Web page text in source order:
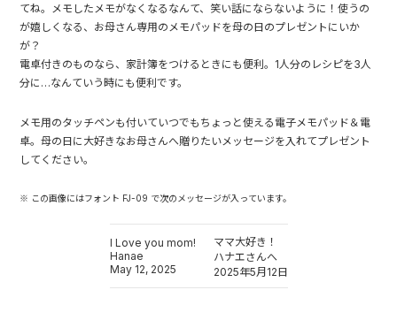
てね。メモしたメモがなくなるなんて、笑い話にならないように！使うの
が嬉しくなる、お母さん専用のメモパッドを母の日のプレゼントにいか
が？
電卓付きのものなら、家計簿をつけるときにも便利。1人分のレシピを3人
分に…なんていう時にも便利です。
メモ用のタッチペンも付いていつでもちょっと使える電子メモパッド＆電
卓。母の日に大好きなお母さんへ贈りたいメッセージを入れてプレゼント
してください。
※ この画像にはフォント FJ-09 で次のメッセージが入っています。
I Love you mom!
Hanae
May 12, 2025
ママ大好き！
ハナエさんへ
2025年5月12日